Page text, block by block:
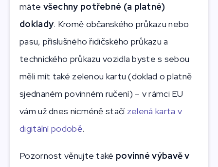
máte všechny potřebné (a platné)
doklady. Kromě občanského průkazu nebo
pasu, příslušného řidičského průkazu a
technického průkazu vozidla byste s sebou
měli mít také zelenou kartu (doklad o platně
sjednaném povinném ručení) – v rámci EU
vám už dnes nicméně stačí zelená karta v
digitální podobě.
Pozornost věnujte také povinné výbavě v